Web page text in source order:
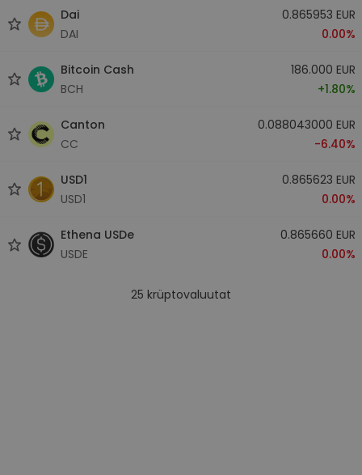
Dai
DAI
0.865953 EUR
0.00%
Bitcoin Cash
BCH
186.000 EUR
+1.80%
Canton
CC
0.088043000 EUR
-6.40%
USD1
USD1
0.865623 EUR
0.00%
Ethena USDe
USDE
0.865660 EUR
0.00%
25 krüptovaluutat